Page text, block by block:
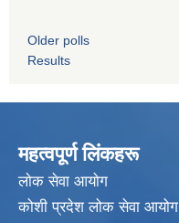
Older polls
Results
महत्वपूर्ण लिंकहरू
लाेक सेवा आयाेग
कोशी प्रदेश लोक सेवा आयोग